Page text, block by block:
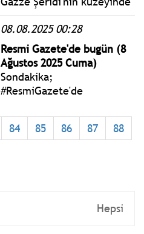
işgal altına alınmasını
öngören yeni bir planı
onayladı.
08.08.2025 00:28
Resmi Gazete'de bugün (8
Ağustos 2025 Cuma)
Sondakika;
#ResmiGazete'de
Cuma yönetmelik, genelge
ve tebliğler
84 85 86 87
88
Hepsi